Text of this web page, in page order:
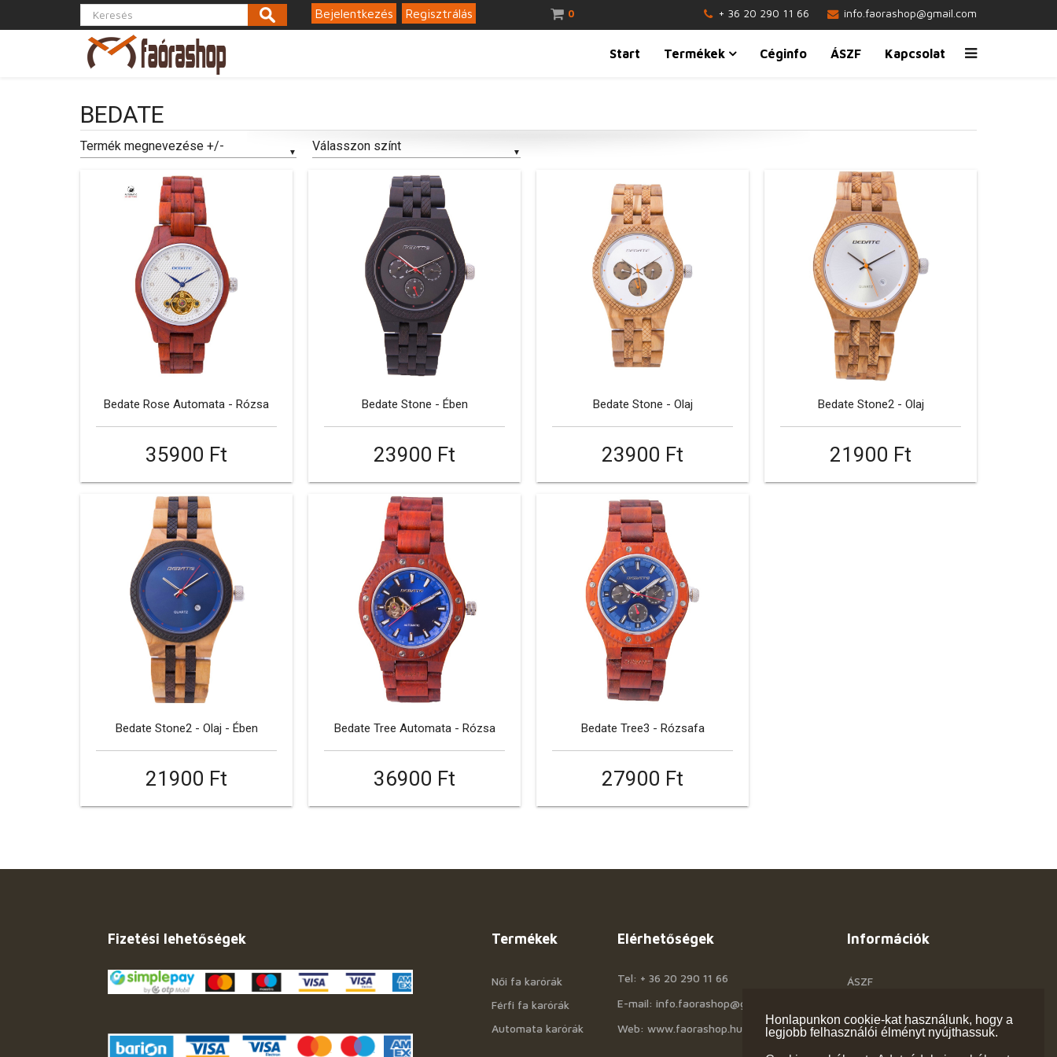
Honlapunkon cookie-kat használunk, hogy a
legjobb felhasználói élményt nyújthassuk.
Bejelentkezés Regisztrálás 0 + 36 20 290 11 66 info.faorashop@gmail.com
Start Termékek Céginfo ÁSZF Kapcsolat
BEDATE
Termék megnevezése +/- Válasszon színt
Bedate Rose Automata - Rózsa
35900 Ft
Bedate Stone - Ében
23900 Ft
Bedate Stone - Olaj
23900 Ft
Bedate Stone2 - Olaj
21900 Ft
Bedate Stone2 - Olaj - Ében
21900 Ft
Bedate Tree Automata - Rózsa
36900 Ft
Bedate Tree3 - Rózsafa
27900 Ft
Fizetési lehetőségek Termékek
Női fa karórák
Férfi fa karórák
Automata karórák
Elérhetőségek
Tel: + 36 20 290 11 66
E-mail: info.faorashop@gmail.com
Web: www.faorashop.hu
Információk
ÁSZF
Kapcsolat